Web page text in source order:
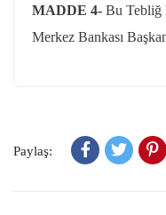
MADDE 4- Bu Tebliğ
Merkez Bankası
Paylaş: